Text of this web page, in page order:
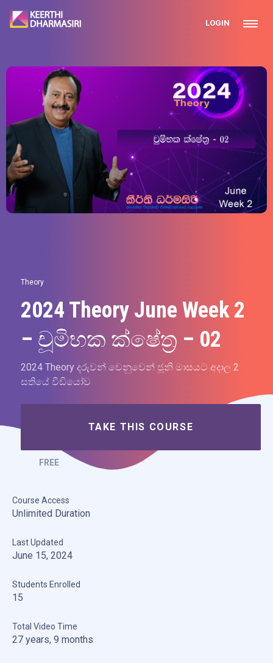
LOGIN
Theory
2024 Theory June Week 2
– චූමිභක ක්ෂේත්‍ර – 02
2024 Theory දරුවන් වෙනුවෙන් ජූනි මාසයට අදාල 2
සතියේ වීඩියෝව
TAKE THIS COURSE
FREE
Course Access
Unlimited Duration
Last Updated
June 15, 2024
Students Enrolled
15
Total Video Time
27 years, 9 months